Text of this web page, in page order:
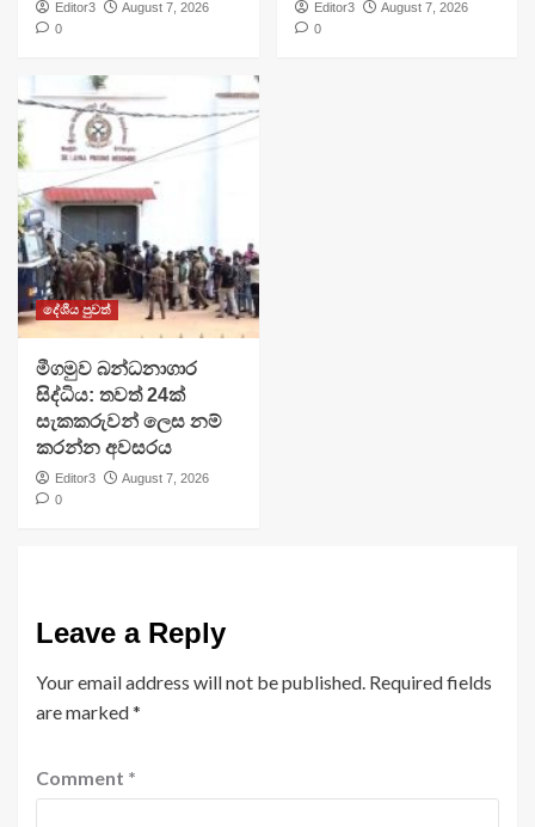
Editor3
August 7, 2026
0
Editor3
August 7, 2026
0
දේශීය පුවත්
මීගමුව බන්ධනාගාර
සිද්ධිය: තවත් 24ක්
සැකකරුවන් ලෙස නම්
කරන්න අවසරය
Editor3
August 7, 2026
0
Leave a Reply
Your email address will not be published. Required fields
are marked*
Comment *